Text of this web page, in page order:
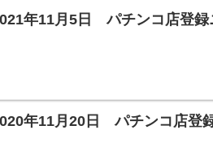
年11月5日 パチンコ店登録
年11月20日 パチンコ店登